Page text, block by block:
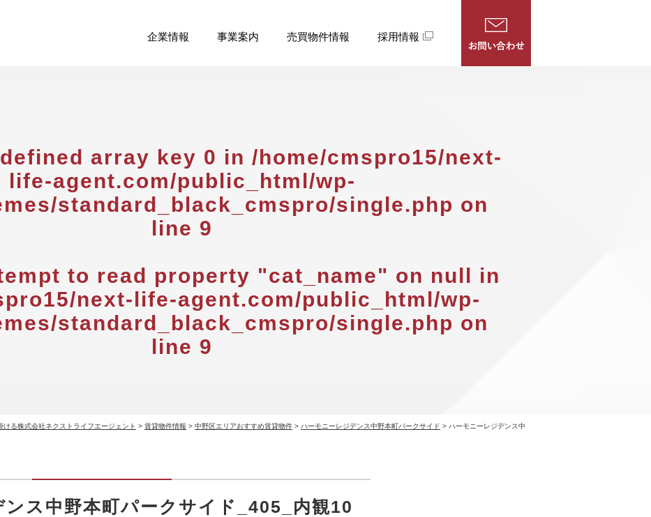
企業情報 事業案内 売買物件情報 採用情報
array key 0 in /home/cmspro15/next-
life-agent.com/public_html/wp-
standard_black_cmspro/single.php on
line 9
to read property "cat_name" on null in
next-life-agent.com/public_html/wp-
standard_black_cmspro/single.php on
line 9
る株式会社ネクストライフエージェント > 賃貸物件情報 > 中野区エリアおすすめ賃貸物件 > ハーモニーレジデンス中野本町パークサイド > ハーモニーレジデンス中
ス中野本町パークサイド_405_内観10